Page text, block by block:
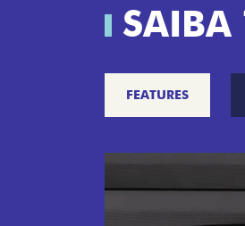
SAIBA
FEATURES